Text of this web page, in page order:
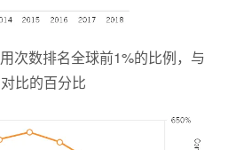
次数排名全球前1%的比例，与
比的百分比